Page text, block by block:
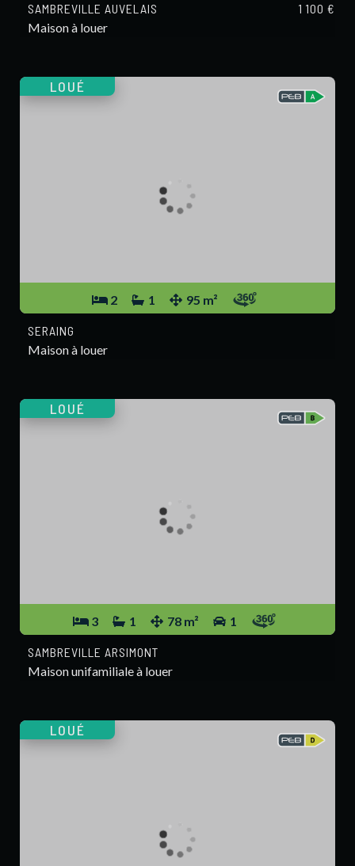
SAMBREVILLE AUVELAIS
Maison à louer
1 100 €
2 1 95 m²
LOUÉ
SERAING
Maison à louer
3 1 78 m² 1
LOUÉ
SAMBREVILLE ARSIMONT
Maison unifamiliale à louer
LOUÉ